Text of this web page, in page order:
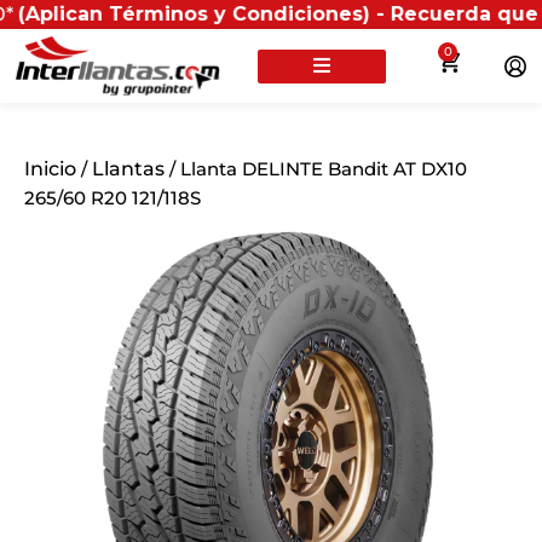
Términos y Condiciones) - Recuerda que si
0
Inicio / Llantas / Llanta DELINTE Bandit AT DX10
265/60 R20 121/118S